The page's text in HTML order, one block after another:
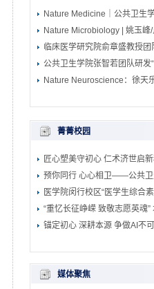
Nature Medicine｜公共卫生
Nature Microbiology | 姚玉
临床医学研究院俞章盛教授
公共卫生学院张智若团队研
Nature Neuroscience：徐天
菁菁校园
匠心塑美守初心 仁术济世
预你同行 心心相卫——公共
医学院闵行校区“医学生综合
“重忆长征峥嵘 致敬志愿英魂
锚定初心 深耕本源 争做AI不
媒体聚焦